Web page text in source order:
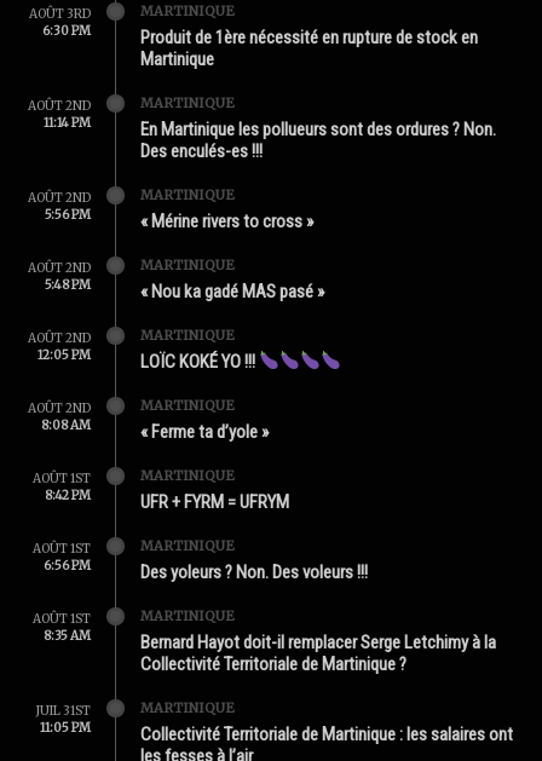
AOÛT 3RD
6:30 PM
MARTINIQUE
Produit de 1ère nécessité en rupture de stock en
Martinique
AOÛT 2ND
11:14 PM
MARTINIQUE
En Martinique les pollueurs sont des ordures ? Non.
Des enculés-es !!!
AOÛT 2ND
5:56 PM
MARTINIQUE
« Mérine rivers to cross »
AOÛT 2ND
5:48 PM
MARTINIQUE
« Nou ka gadé MAS pasé »
AOÛT 2ND
12:05 PM
MARTINIQUE
LOÏC KOKÉ YO !!!
AOÛT 2ND
8:08 AM
MARTINIQUE
« Ferme ta d’yole »
AOÛT 1ST
8:42 PM
MARTINIQUE
UFR + FYRM = UFRYM
AOÛT 1ST
6:56 PM
MARTINIQUE
Des yoleurs ? Non. Des voleurs !!!
AOÛT 1ST
8:35 AM
MARTINIQUE
Bernard Hayot doit-il remplacer Serge Letchimy à la
Collectivité Territoriale de Martinique ?
JUIL 31ST
11:05 PM
MARTINIQUE
Collectivité Territoriale de Martinique : les salaires ont
les fesses à l’air